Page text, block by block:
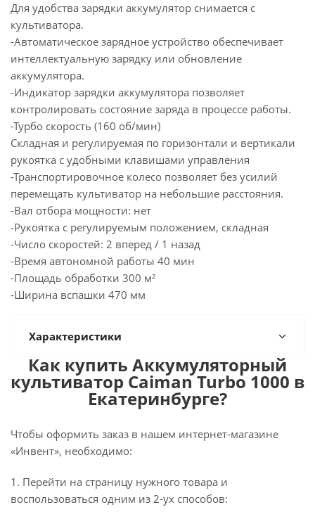
Для удобства зарядки аккумулятор снимается с
культиватора.
-Автоматическое зарядное устройство обеспечивает
интеллектуальную зарядку или обновление
аккумулятора.
-Индикатор зарядки аккумулятора позволяет
контролировать состояние заряда в процессе работы.
-Турбо скорость (160 об/мин)
Складная и регулируемая по горизонтали и вертикали
рукоятка с удобными клавишами управления
-Транспортировочное колесо позволяет без усилий
перемещать культиватор на небольшие расстояния.
-Вал отбора мощности: нет
-Рукоятка с регулируемым положением, складная
-Число скоростей: 2 вперед / 1 назад
-Время автономной работы 40 мин
-Площадь обработки 300 м²
-Ширина вспашки 470 мм
Характеристики
Как купить Аккумуляторный
культиватор Caiman Turbo 1000 в
Екатеринбурге?
Чтобы оформить заказ в нашем интернет-магазине
«Инвент», необходимо:
1. Перейти на страницу нужного товара и
воспользоваться одним из 2-ух способов: